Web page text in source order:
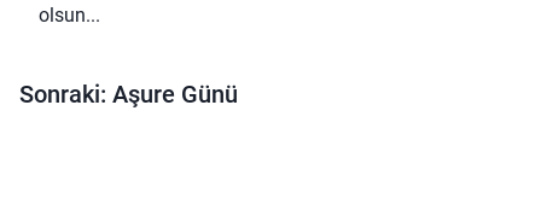
olsun...
Sonraki: Aşure Günü